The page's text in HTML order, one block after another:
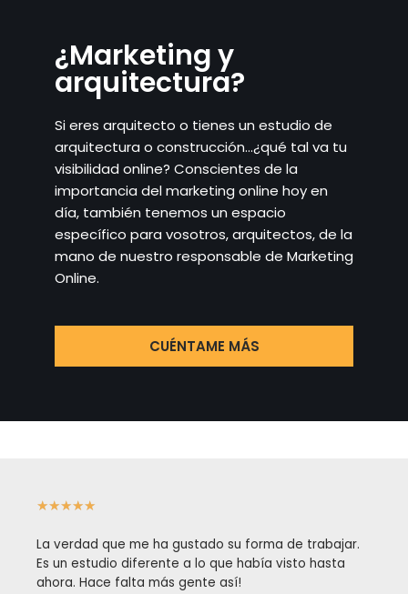
¿Marketing y
arquitectura?
Si eres arquitecto o tienes un estudio de
arquitectura o construcción…¿qué tal va tu
visibilidad online? Conscientes de la
importancia del marketing online hoy en
día, también tenemos un espacio
específico para vosotros, arquitectos, de la
mano de nuestro responsable de Marketing
Online.
CUÉNTAME MÁS
★★★★★
La verdad que me ha gustado su forma de trabajar.
Es un estudio diferente a lo que había visto hasta
ahora. Hace falta más gente así!